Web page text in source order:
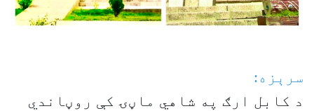
سرېزه:
د کابل ارګ په شاهي ماڼۍ کې روڼاندي